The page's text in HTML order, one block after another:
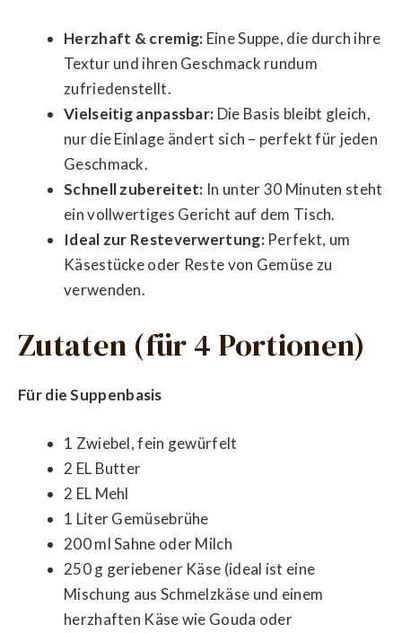
Herzhaft & cremig: Eine Suppe, die durch ihre
Textur und ihren Geschmack rundum
zufriedenstellt.
Vielseitig anpassbar: Die Basis bleibt gleich,
nur die Einlage ändert sich – perfekt für jeden
Geschmack.
Schnell zubereitet: In unter 30 Minuten steht
ein vollwertiges Gericht auf dem Tisch.
Ideal zur Resteverwertung:Perfekt, um
Käsestücke oder Reste von Gemüse zu
verwenden.
Zutaten (für 4 Portionen)
Für die Suppenbasis
1 Zwiebel, fein gewürfelt
2 EL Butter
2 EL Mehl
1 Liter Gemüsebrühe
200 ml Sahne oder Milch
250 g geriebener Käse (ideal ist eine
Mischung aus Schmelzkäse und einem
herzhaften Käse wie Gouda oder